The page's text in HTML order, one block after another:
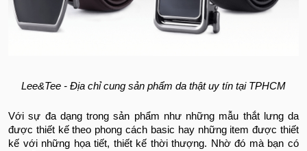
Lee&Tee - Địa chỉ cung sản phẩm da thật uy tín tại TPHCM
Với sự đa dạng trong sản phẩm như những mẫu thắt lưng da
được thiết kế theo phong cách basic hay những item được thiết
kế với những họa tiết, thiết kế thời thượng. Nhờ đó mà bạn có